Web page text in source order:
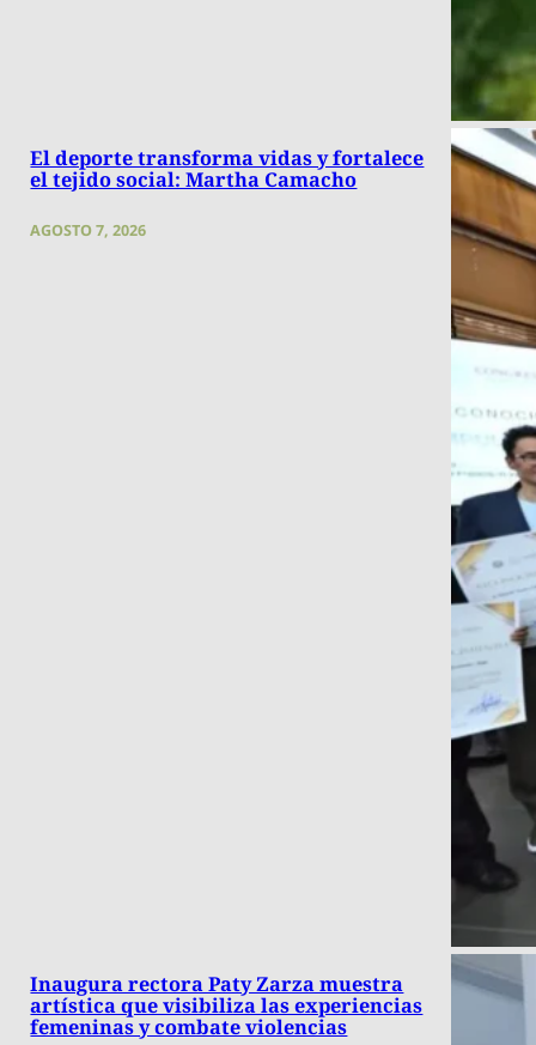
El deporte transforma vidas y fortalece
el tejido social: Martha Camacho
AGOSTO 7, 2026
Inaugura rectora Paty Zarza muestra
artística que visibiliza las experiencias
femeninas y combate violencias